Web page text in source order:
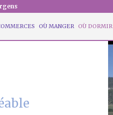
OÙ MANGER OÙ DORMIR